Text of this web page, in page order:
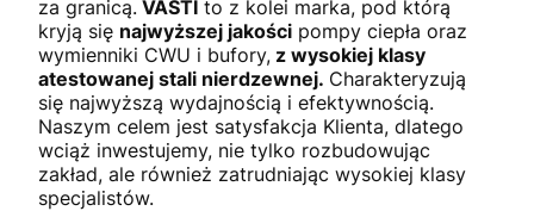
za granicą. VASTI to z kolei marka, pod którą
kryją się najwyższej jakości pompy ciepła oraz
wymienniki CWU i bufory, z wysokiej klasy
atestowanej stali nierdzewnej. Charakteryzują
się najwyższą wydajnością i efektywnością.
Naszym celem jest satysfakcja Klienta, dlatego
wciąż inwestujemy, nie tylko rozbudowując
zakład, ale również zatrudniając wysokiej klasy
specjalistów.